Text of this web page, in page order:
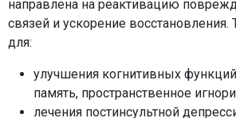
направлена на реактивацию
связей и ускорение восстановления.
для:
улучшения когнитивных
память, пространственное
лечения постинсультной